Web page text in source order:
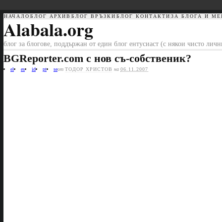
НАЧАЛО БЛОГ АРХИВ БЛОГ ВРЪЗКИ БЛОГ КОНТАКТИ ЗА БЛОГА И
Alabala.org
блог за блогове, поддържан от един блог ентусиаст (с някои чисто
BGReporter.com с нов съ-собственик?
el es id pt seот ТОДОР ХРИСТОВ на 06.11.2007